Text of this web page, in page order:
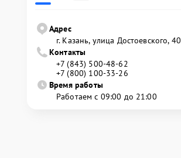
Адрес
г. Казань, улица Достоевского, 40
Контакты
+7 (843) 500-48-62
+7 (800) 100-33-26
Время работы
Работаем с 09:00 до 21:00